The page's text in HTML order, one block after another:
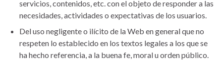
servicios, contenidos, etc. con el objeto de responder a las
necesidades, actividades o expectativas de los usuarios.
Del uso negligente o ilícito de la Web en general que no
respeten lo establecido en los textos legales a los que se
ha hecho referencia, a la buena fe, moral u orden público.